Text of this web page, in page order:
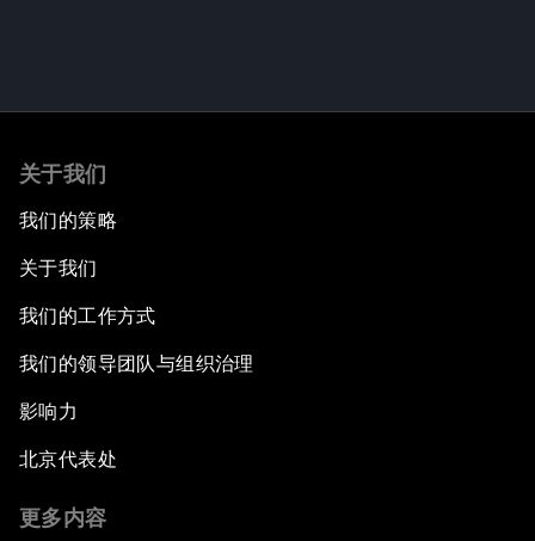
关于我们
我们的策略
关于我们
我们的工作方式
我们的领导团队与组织治理
影响力
北京代表处
更多内容